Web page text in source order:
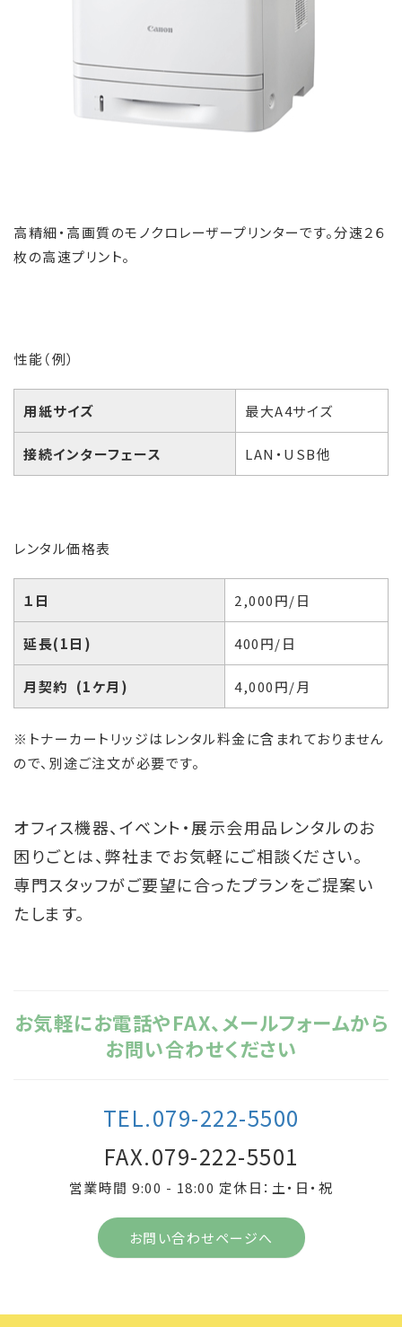
高精細・高画質のモノクロレーザープリンターです。分速２６
枚の高速プリント。
性能（例）
用紙サイズ 最大A4サイズ
接続インターフェース LAN・USB他
レンタル価格表
１日 2,000円/日
延長(1日) 400円/日
月契約 (1ケ月) 4,000円/月
※トナーカートリッジはレンタル料金に含まれておりません
ので、別途ご注文が必要です。
オフィス機器、イベント・展示会用品レンタルのお
困りごとは、弊社までお気軽にご相談ください。
専門スタッフがご要望に合ったプランをご提案い
たします。
お気軽にお電話やFAX、メールフォームから
お問い合わせください
TEL.079-222-5500
FAX.079-222-5501
営業時間 9:00 - 18:00 定休日：土・日・祝
お問い合わせページへ